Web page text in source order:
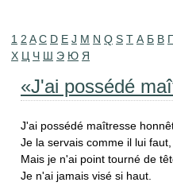
1 2 A C D E J M N Q S T А Б В Г
Х Ц Ч Ш Э Ю Я
«J'ai possédé
J'ai possédé maîtresse
Je la servais comme il lui faut,
Mais je n'ai point tourné de
Je n'ai jamais visé si haut.